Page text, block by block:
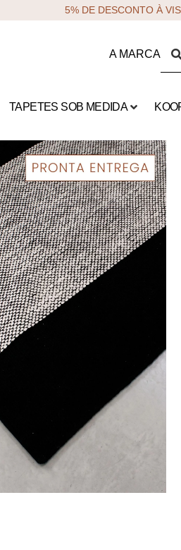
5% DE DESCONTO À
A MARCA
TAPETES SOB MEDIDA